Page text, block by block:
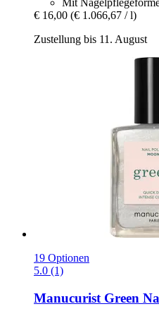
Mit
€ 16,00 (€ 1.066,67 / l)
Zustellung bis 11. August
19 Optionen
5.0 (1)
Manucurist Green